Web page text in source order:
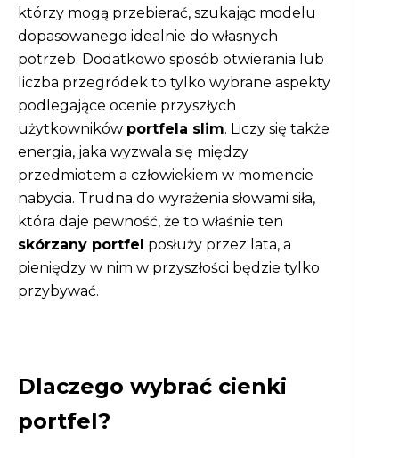
którzy mogą przebierać, szukając modelu
dopasowanego idealnie do własnych
potrzeb. Dodatkowo sposób otwierania lub
liczba przegródek to tylko wybrane aspekty
podlegające ocenie przyszłych
użytkowników portfela slim. Liczy się także
energia, jaka wyzwala się między
przedmiotem a człowiekiem w momencie
nabycia. Trudna do wyrażenia słowami siła,
która daje pewność, że to właśnie ten
skórzany portfel posłuży przez lata, a
pieniędzy w nim w przyszłości będzie tylko
przybywać.
Dlaczego wybrać cienki
portfel?